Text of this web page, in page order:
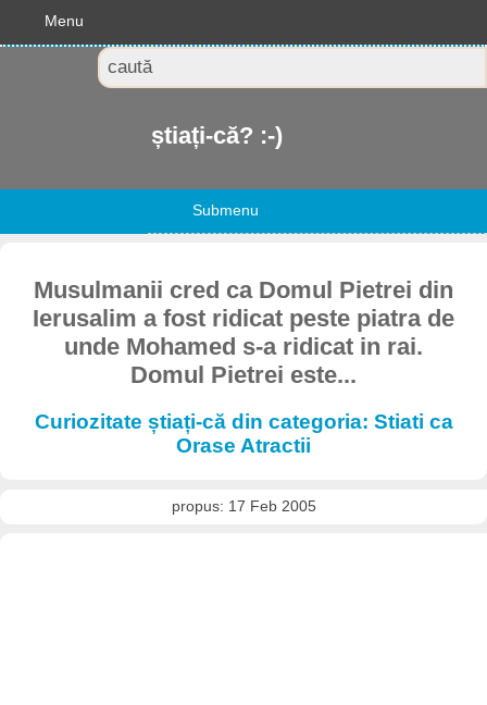
Menu
știați-că? :-)
Submenu
Musulmanii cred ca Domul Pietrei din
Ierusalim a fost ridicat peste piatra de
unde Mohamed s-a ridicat in rai.
Domul Pietrei este...
Curiozitate știați-că din categoria: Stiati ca
Orase Atractii
propus: 17 Feb 2005